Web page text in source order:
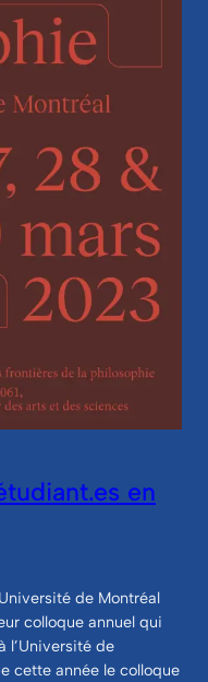
en
de Montréal
colloque annuel qui
l’Université de
cette année le colloque